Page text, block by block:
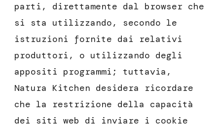
parti, direttamente dal browser che
si sta utilizzando, secondo le
istruzioni fornite dai relativi
produttori, o utilizzando degli
appositi programmi; tuttavia,
Natura Kitchen desidera ricordare
che la restrizione della capacità
dei siti web di inviare i cookie